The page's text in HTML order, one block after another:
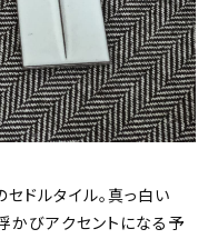
ドルタイル。真っ白い
かびアクセントになる予